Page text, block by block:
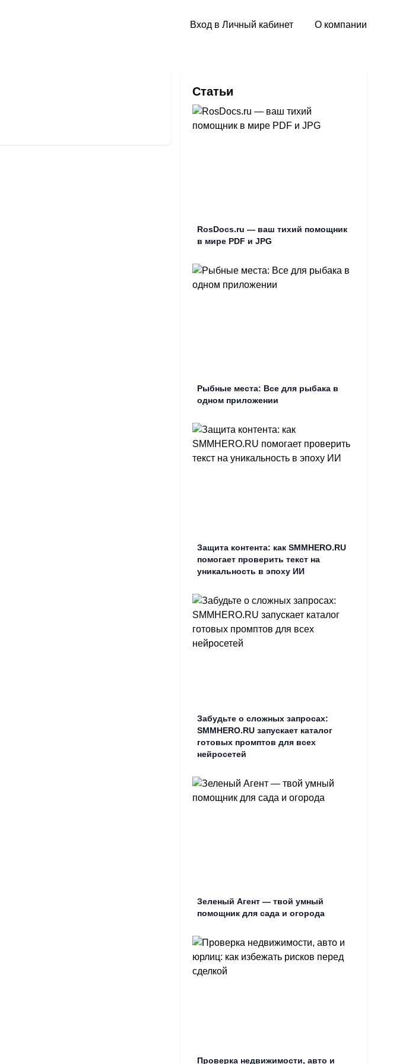
Вход в Личный кабинет О компании
Статьи
RosDocs.ru — ваш тихий помощник
в мире PDF и JPG
Рыбные места: Все для рыбака в
одном приложении
Защита контента: как SMMHERO.RU
помогает проверить текст на
уникальность в эпоху ИИ
Забудьте о сложных запросах:
SMMHERO.RU запускает каталог
готовых промптов для всех
нейросетей
Зеленый Агент — твой умный
помощник для сада и огорода
Проверка недвижимости, авто и